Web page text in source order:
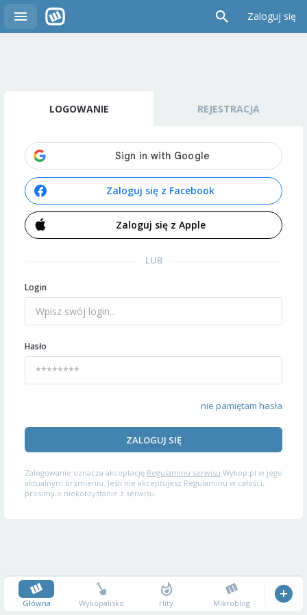
Zaloguj się
LOGOWANIE REJESTRACJA
Zaloguj się z Facebook
Zaloguj się z Apple
LUB
Login
Hasło
nie pamiętam hasła
ZALOGUJ SIĘ
Zalogowanie oznacza akceptację Regulaminu serwisu Wykop.pl w jego
aktualnym brzmieniu. Jeśli nie akceptujesz Regulaminu w całości,
prosimy o niekorzystanie z serwisu.
Główna Wykopalisko Hity Mikroblog